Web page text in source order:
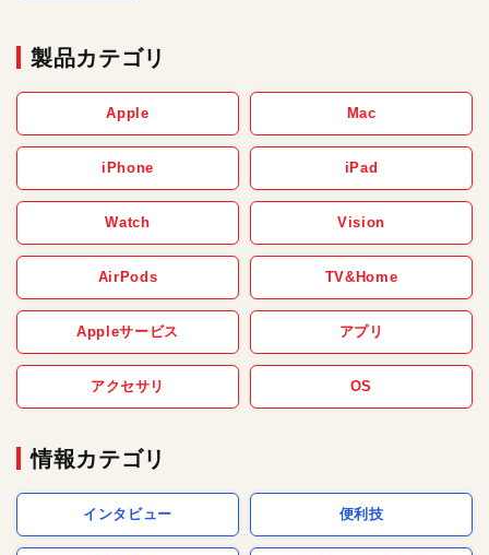
製品カテゴリ
Apple Mac
iPhone iPad
Watch Vision
AirPods TV&Home
Appleサービス アプリ
アクセサリ OS
情報カテゴリ
インタビュー 便利技